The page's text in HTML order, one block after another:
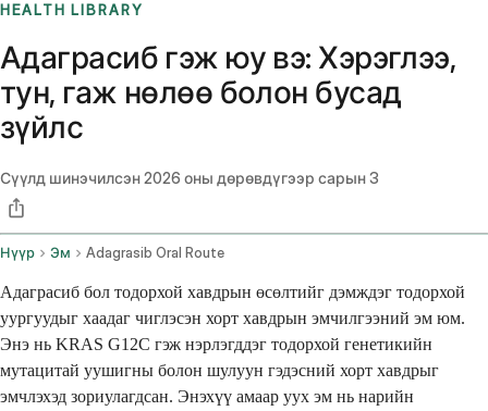
HEALTH LIBRARY
Адаграсиб гэж юу вэ: Хэрэглээ,
тун, гаж нөлөө болон бусад
зүйлс
Сүүлд шинэчилсэн2026 оны дөрөвдүгээр сарын 3
Нүүр Эм Adagrasib Oral Route
Адаграсиб бол тодорхой хавдрын өсөлтийг дэмждэг тодорхой
уургуудыг хаадаг чиглэсэн хорт хавдрын эмчилгээний эм юм.
Энэ нь KRAS G12C гэж нэрлэгддэг тодорхой генетикийн
мутацитай уушигны болон шулуун гэдэсний хорт хавдрыг
эмчлэхэд зориулагдсан. Энэхүү амаар уух эм нь нарийн